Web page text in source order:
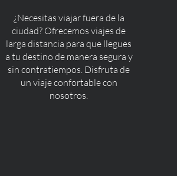
¿Necesitas viajar fuera de la
ciudad? Ofrecemos viajes de
larga distancia para que llegues
a tu destino de manera segura y
sin contratiempos. Disfruta de
un viaje confortable con
nosotros.